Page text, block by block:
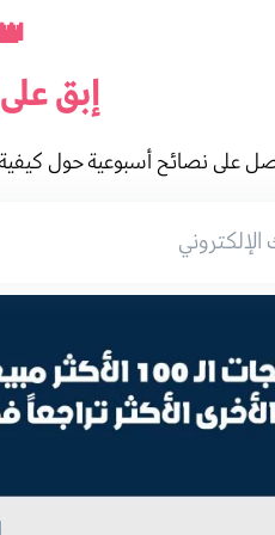
إبق على
على نصائح أسبوعية حول